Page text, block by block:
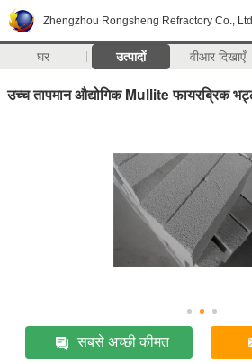
Zhengzhou Rongsheng Refractory Co.,
घर उत्पादों वीआर दिखाएँ
उच्च तापमान औद्योगिक Mullite फायरब्रिक
सबसे अच्छी कीमत